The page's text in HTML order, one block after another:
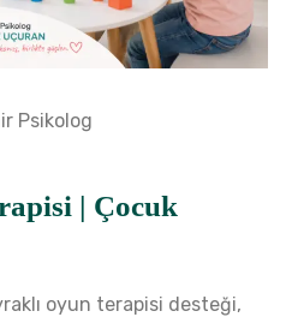
Psikolog
| Çocuk
oyun terapisi desteği,